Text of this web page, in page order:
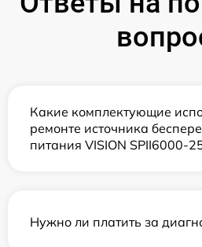
Какие комплектующие
ремонте источника
питания VISION SPII6000-
Нужно ли платить за